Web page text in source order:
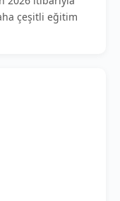
çeşitli eğitim